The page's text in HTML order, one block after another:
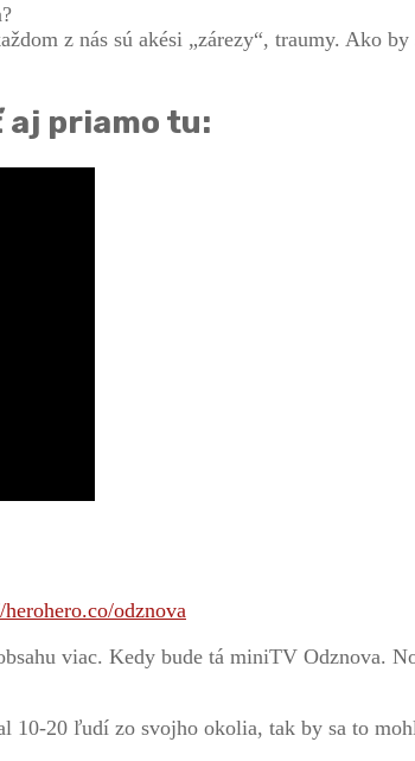
z nás sú akési „zárezy“, traumy. Ako
aj priamo tu:
odznova
viac. Kedy bude tá miniTV Odznova.
10-20 ľudí zo svojho okolia, tak by sa to